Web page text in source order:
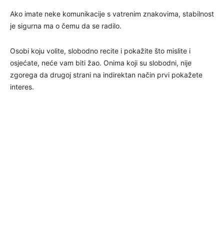
Ako imate neke komunikacije s vatrenim znakovima, stabilnost
je sigurna ma o čemu da se radilo.
Osobi koju volite, slobodno recite i pokažite što mislite i
osjećate, neće vam biti žao. Onima koji su slobodni, nije
zgorega da drugoj strani na indirektan način prvi pokažete
interes.